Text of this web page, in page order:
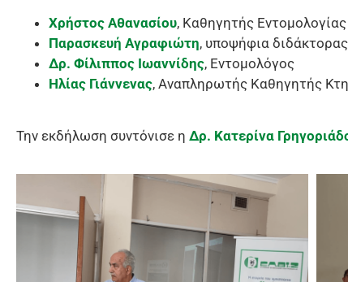
Χρήστος Αθανασίου, Καθηγητής
Παρασκευή Αγραφιώτη, υποψήφια
Δρ. Φίλιππος Ιωαννίδης, Εντομολόγος
Ηλίας Γιάννενας, Αναπληρωτής Καθηγητής
Την εκδήλωση συντόνισε η Δρ. Κατερίνα